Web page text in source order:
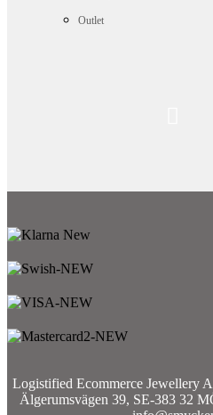
Outlet
Logistified Ecommerce Jewellery
Älgerumsvägen 39, SE-383 32